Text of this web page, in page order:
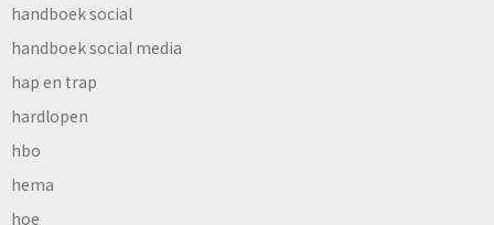
handboek social
handboek social media
hap en trap
hardlopen
hbo
hema
hoe